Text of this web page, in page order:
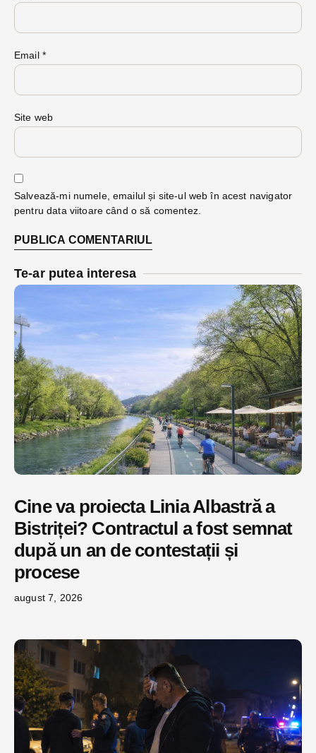
Email *
Site web
Salvează-mi numele, emailul și site-ul web în acest navigator
pentru data viitoare când o să comentez.
Te-ar putea interesa
Cine va proiecta Linia Albastră a
Bistriței? Contractul a fost semnat
după un an de contestații și
procese
august 7, 2026